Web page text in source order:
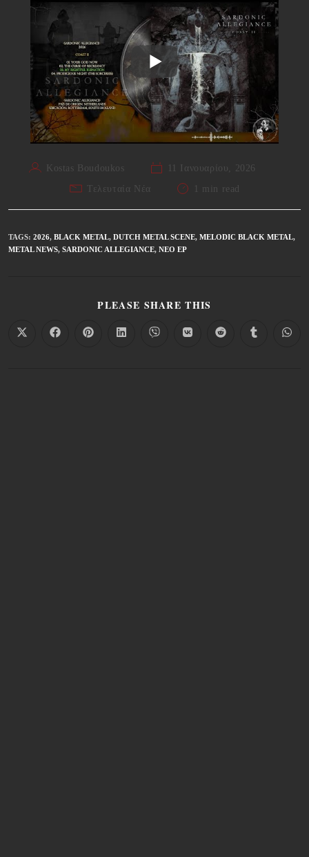
Kostas Boudoukos
11 Ιανουαρίου, 2026
Τελευταία Νέα
1 min read
TAGS: 2026, BLACK METAL, DUTCH METAL SCENE, MELODIC BLACK METAL,
METAL NEWS, SARDONIC ALLEGIANCE, ΝΈΟ EP
PLEASE SHARE THIS